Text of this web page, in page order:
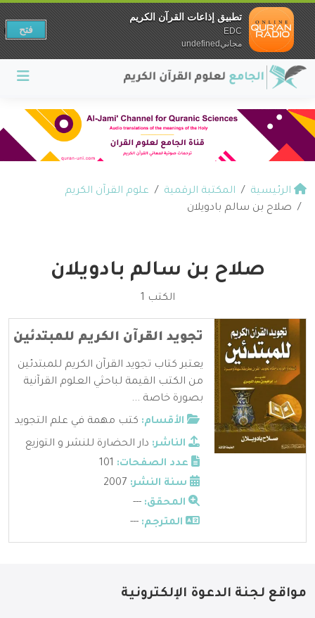
الرئيسية المكتبة الرقمية
علوم القرآن الكريم
صلاح بن سالم بادويلان
صلاح بن سالم بادويلان
الكتب 1
تجويد القرآن الكريم للمبتدئين ‫‬
يعتبر كتاب تجويد القرآن الكريم للمبتدئين
من الكتب القيمة لباحثي العلوم القرآنية
بصورة خاصة ...
الأقسام: كتب مهمة في علم التجويد
الناشر: دار الحضارة للنشر و التوزيع
عدد الصفحات:
سنة النشر:
المحقق: ---
المترجم: ---
مواقع لجنة الدعوة الإلكترونية
تطبيق إذاعات القرآن الكريم
EDC
مجانيundefined
فتح